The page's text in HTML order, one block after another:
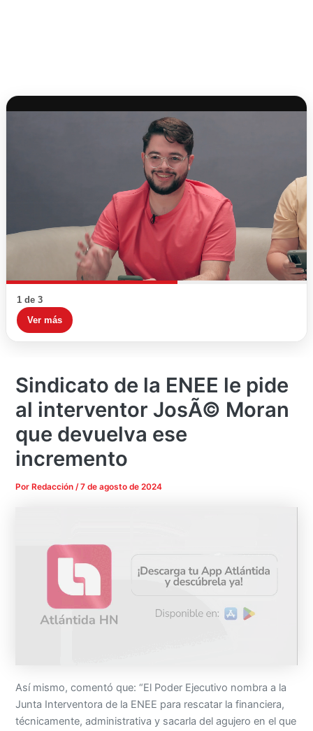
1 de 3
Ver más
Sindicato de la ENEE le pide
al interventor JosÃ© Moran
que devuelva ese
incremento
Por Redacción/7 de agosto de 2024
Así mismo, comentó que: “El Poder Ejecutivo nombra a la
Junta Interventora de la ENEE para rescatar la financiera,
técnicamente, administrativa y sacarla del agujero en el que